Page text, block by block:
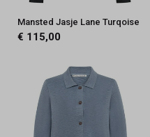
Mansted Jasje Lane Turqoise
€ 115,00